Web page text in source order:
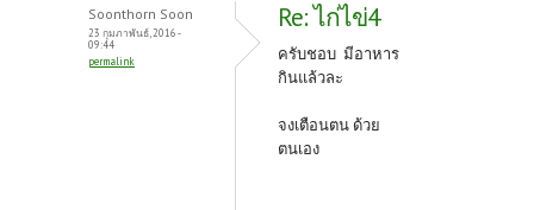
Soonthorn Soon
23 กุมภาพันธ์, 2016 -
09:44
permalink
Re: ไก่ไข่4
ครับชอบ มีอาหาร
กินแล้วละ
จงเตือนตน ด้วย
ตนเอง